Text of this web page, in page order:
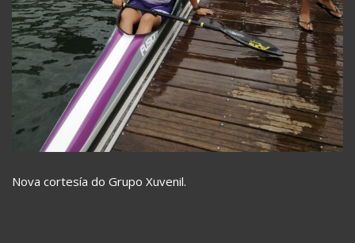
Nova cortesía do Grupo Xuvenil.